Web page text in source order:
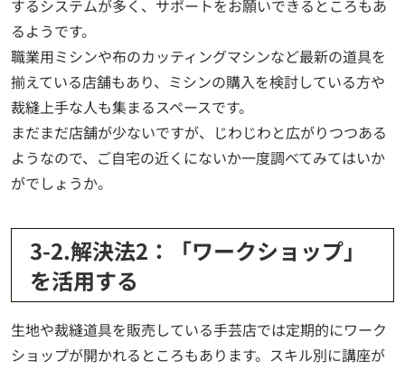
するシステムが多く、サポートをお願いできるところもあ
るようです。
職業用ミシンや布のカッティングマシンなど最新の道具を
揃えている店舗もあり、ミシンの購入を検討している方や
裁縫上手な人も集まるスペースです。
まだまだ店舗が少ないですが、じわじわと広がりつつある
ようなので、ご自宅の近くにないか一度調べてみてはいか
がでしょうか。
3-2.解決法2：「ワークショップ」
を活用する
生地や裁縫道具を販売している手芸店では定期的にワーク
ショップが開かれるところもあります。スキル別に講座が